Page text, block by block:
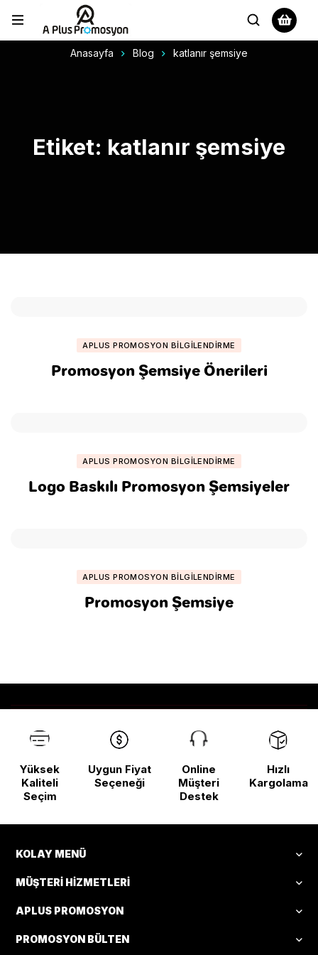
Anasayfa Blog katlanır şemsiye
Etiket: katlanır şemsiye
APLUS PROMOSYON BILGILENDIRME
Promosyon Şemsiye Önerileri
APLUS PROMOSYON BILGILENDIRME
Logo Baskılı Promosyon Şemsiyeler
APLUS PROMOSYON BILGILENDIRME
Promosyon Şemsiye
Yüksek
Kaliteli
Seçim
Uygun Fiyat
Seçeneği
Online
Müşteri
Destek
Hızlı
Kargolama
KOLAY MENÜ
MÜŞTERI HIZMETLERI
APLUS PROMOSYON
PROMOSYON BÜLTEN